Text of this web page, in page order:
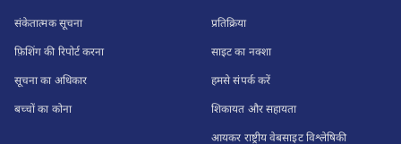
संकेतात्मक सूचना
फ़िशिंग की रिपोर्ट करना
सूचना का अधिकार
बच्चों का कोना
प्रतिक्रिया
साइट का नक्शा
हमसे संपर्क करें
शिकायत और सहायता
आयकर राष्ट्रीय वेबसाइट विश्लेषिकी